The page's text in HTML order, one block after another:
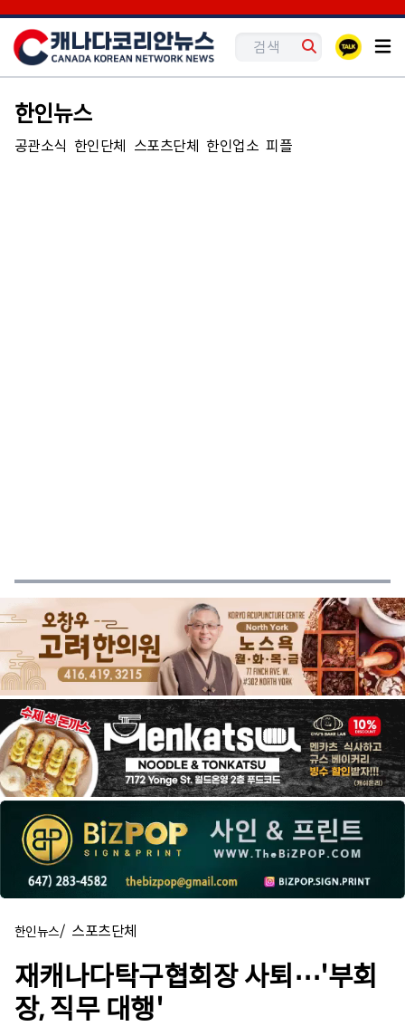
한인뉴스
공관소식 한인단체 스포츠단체 한인업소 피플
한인뉴스/ 스포츠단체
재캐나다탁구협회장 사퇴⋯'부회
장, 직무 대행'